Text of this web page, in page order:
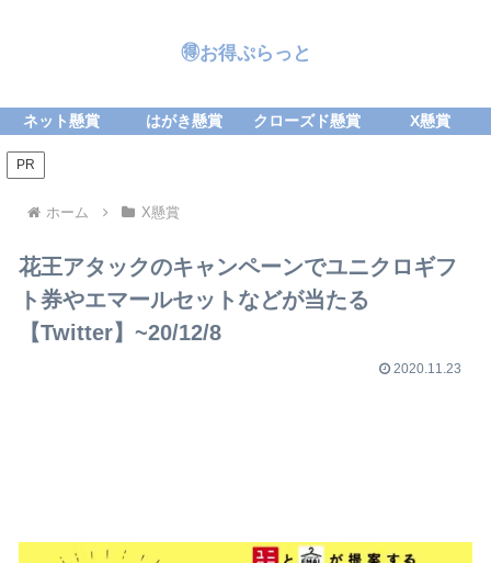
🉐お得ぷらっと
ネット懸賞 はがき懸賞 クローズド懸賞 X懸賞
PR
ホーム X懸賞
花王アタックのキャンペーンでユニクロギフ
ト券やエマールセットなどが当たる
【Twitter】~20/12/8
2020.11.23